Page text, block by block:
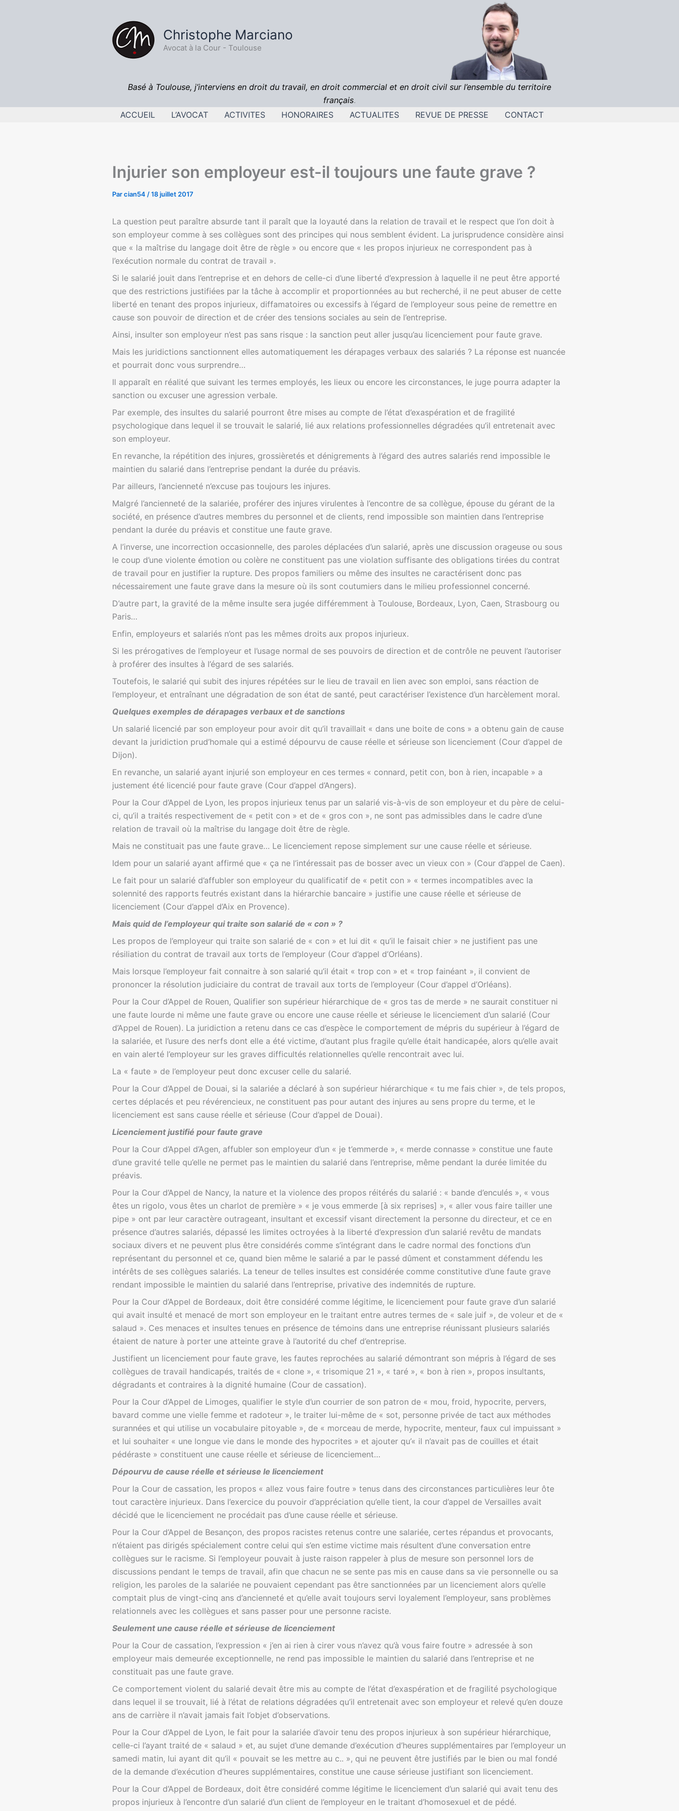
Christophe Marciano
Avocat à la Cour - Toulouse
Basé à Toulouse, j’interviens en droit du travail, en droit commercial et en droit civil sur l’ensemble du territoire
français.
ACCUEIL
L’AVOCAT ACTIVITES HONORAIRES ACTUALITES REVUE DE PRESSE CONTACT
Injurier son employeur est-il toujours une faute grave ?
Parcian54 /18 juillet 2017
La question peut paraître absurde tant il paraît que la loyauté dans la relation de travail et le respect que l’on doit à
son employeur comme à ses collègues sont des principes qui nous semblent évident. La jurisprudence considère ainsi
que « la maîtrise du langage doit être de règle » ou encore que « les propos injurieux ne correspondent pas à
l’exécution normale du contrat de travail ».
Si le salarié jouit dans l’entreprise et en dehors de celle-ci d’une liberté d’expression à laquelle il ne peut être apporté
que des restrictions justifiées par la tâche à accomplir et proportionnées au but recherché, il ne peut abuser de cette
liberté en tenant des propos injurieux, diffamatoires ou excessifs à l’égard de l’employeur sous peine de remettre en
cause son pouvoir de direction et de créer des tensions sociales au sein de l’entreprise.
Ainsi, insulter son employeur n’est pas sans risque : la sanction peut aller jusqu’au licenciement pour faute grave.
Mais les juridictions sanctionnent elles automatiquement les dérapages verbaux des salariés ? La réponse est nuancée
et pourrait donc vous surprendre…
Il apparaît en réalité que suivant les termes employés, les lieux ou encore les circonstances, le juge pourra adapter la
sanction ou excuser une agression verbale.
Par exemple, des insultes du salarié pourront être mises au compte de l’état d’exaspération et de fragilité
psychologique dans lequel il se trouvait le salarié, lié aux relations professionnelles dégradées qu’il entretenait avec
son employeur.
En revanche, la répétition des injures, grossièretés et dénigrements à l’égard des autres salariés rend impossible le
maintien du salarié dans l’entreprise pendant la durée du préavis.
Par ailleurs, l’ancienneté n’excuse pas toujours les injures.
Malgré l’ancienneté de la salariée, proférer des injures virulentes à l’encontre de sa collègue, épouse du gérant de la
société, en présence d’autres membres du personnel et de clients, rend impossible son maintien dans l’entreprise
pendant la durée du préavis et constitue une faute grave.
A l’inverse, une incorrection occasionnelle, des paroles déplacées d’un salarié, après une discussion orageuse ou sous
le coup d’une violente émotion ou colère ne constituent pas une violation suffisante des obligations tirées du contrat
de travail pour en justifier la rupture. Des propos familiers ou même des insultes ne caractérisent donc pas
nécessairement une faute grave dans la mesure où ils sont coutumiers dans le milieu professionnel concerné.
D’autre part, la gravité de la même insulte sera jugée différemment à Toulouse, Bordeaux, Lyon, Caen, Strasbourg ou
Paris…
Enfin, employeurs et salariés n’ont pas les mêmes droits aux propos injurieux.
Si les prérogatives de l’employeur et l’usage normal de ses pouvoirs de direction et de contrôle ne peuvent l’autoriser
à proférer des insultes à l’égard de ses salariés.
Toutefois, le salarié qui subit des injures répétées sur le lieu de travail en lien avec son emploi, sans réaction de
l’employeur, et entraînant une dégradation de son état de santé, peut caractériser l’existence d’un harcèlement moral.
Quelques exemples de dérapages verbaux et de sanctions
Un salarié licencié par son employeur pour avoir dit qu’il travaillait « dans une boite de cons » a obtenu gain de cause
devant la juridiction prud’homale qui a estimé dépourvu de cause réelle et sérieuse son licenciement (Cour d’appel de
Dijon).
En revanche, un salarié ayant injurié son employeur en ces termes « connard, petit con, bon à rien, incapable » a
justement été licencié pour faute grave (Cour d’appel d’Angers).
Pour la Cour d’Appel de Lyon, les propos injurieux tenus par un salarié vis-à-vis de son employeur et du père de celui-
ci, qu’il a traités respectivement de « petit con » et de « gros con », ne sont pas admissibles dans le cadre d’une
relation de travail où la maîtrise du langage doit être de règle.
Mais ne constituait pas une faute grave… Le licenciement repose simplement sur une cause réelle et sérieuse.
Idem pour un salarié ayant affirmé que « ça ne l’intéressait pas de bosser avec un vieux con » (Cour d’appel de Caen).
Le fait pour un salarié d’affubler son employeur du qualificatif de « petit con » « termes incompatibles avec la
solennité des rapports feutrés existant dans la hiérarchie bancaire » justifie une cause réelle et sérieuse de
licenciement (Cour d’appel d’Aix en Provence).
Mais quid de l’employeur qui traite son salarié de « con » ?
Les propos de l’employeur qui traite son salarié de « con » et lui dit « qu’il le faisait chier » ne justifient pas une
résiliation du contrat de travail aux torts de l’employeur (Cour d’appel d’Orléans).
Mais lorsque l’employeur fait connaitre à son salarié qu’il était « trop con » et « trop fainéant », il convient de
prononcer la résolution judiciaire du contrat de travail aux torts de l’employeur (Cour d’appel d’Orléans).
Pour la Cour d’Appel de Rouen, Qualifier son supérieur hiérarchique de « gros tas de merde » ne saurait constituer ni
une faute lourde ni même une faute grave ou encore une cause réelle et sérieuse le licenciement d’un salarié (Cour
d’Appel de Rouen). La juridiction a retenu dans ce cas d’espèce le comportement de mépris du supérieur à l’égard de
la salariée, et l’usure des nerfs dont elle a été victime, d’autant plus fragile qu’elle était handicapée, alors qu’elle avait
en vain alerté l’employeur sur les graves difficultés relationnelles qu’elle rencontrait avec lui.
La « faute » de l’employeur peut donc excuser celle du salarié.
Pour la Cour d’Appel de Douai, si la salariée a déclaré à son supérieur hiérarchique « tu me fais chier », de tels propos,
certes déplacés et peu révérencieux, ne constituent pas pour autant des injures au sens propre du terme, et le
licenciement est sans cause réelle et sérieuse (Cour d’appel de Douai).
Licenciement justifié pour faute grave
Pour la Cour d’Appel d’Agen, affubler son employeur d’un « je t’emmerde », « merde connasse » constitue une faute
d’une gravité telle qu’elle ne permet pas le maintien du salarié dans l’entreprise, même pendant la durée limitée du
préavis.
Pour la Cour d’Appel de Nancy, la nature et la violence des propos réitérés du salarié : « bande d’enculés », « vous
êtes un rigolo, vous êtes un charlot de première » « je vous emmerde [à six reprises] », « aller vous faire tailler une
pipe » ont par leur caractère outrageant, insultant et excessif visant directement la personne du directeur, et ce en
présence d’autres salariés, dépassé les limites octroyées à la liberté d’expression d’un salarié revêtu de mandats
sociaux divers et ne peuvent plus être considérés comme s’intégrant dans le cadre normal des fonctions d’un
représentant du personnel et ce, quand bien même le salarié a par le passé dûment et constamment défendu les
intérêts de ses collègues salariés. La teneur de telles insultes est considérée comme constitutive d’une faute grave
rendant impossible le maintien du salarié dans l’entreprise, privative des indemnités de rupture.
Pour la Cour d’Appel de Bordeaux, doit être considéré comme légitime, le licenciement pour faute grave d’un salarié
qui avait insulté et menacé de mort son employeur en le traitant entre autres termes de « sale juif », de voleur et de «
salaud ». Ces menaces et insultes tenues en présence de témoins dans une entreprise réunissant plusieurs salariés
étaient de nature à porter une atteinte grave à l’autorité du chef d’entreprise.
Justifient un licenciement pour faute grave, les fautes reprochées au salarié démontrant son mépris à l’égard de ses
collègues de travail handicapés, traités de « clone », « trisomique 21 », « taré », « bon à rien », propos insultants,
dégradants et contraires à la dignité humaine (Cour de cassation).
Pour la Cour d’Appel de Limoges, qualifier le style d’un courrier de son patron de « mou, froid, hypocrite, pervers,
bavard comme une vielle femme et radoteur », le traiter lui-même de « sot, personne privée de tact aux méthodes
surannées et qui utilise un vocabulaire pitoyable », de « morceau de merde, hypocrite, menteur, faux cul impuissant »
et lui souhaiter « une longue vie dans le monde des hypocrites » et ajouter qu’« il n’avait pas de couilles et était
pédéraste » constituent une cause réelle et sérieuse de licenciement…
Dépourvu de cause réelle et sérieuse le licenciement
Pour la Cour de cassation, les propos « allez vous faire foutre » tenus dans des circonstances particulières leur ôte
tout caractère injurieux. Dans l’exercice du pouvoir d’appréciation qu’elle tient, la cour d’appel de Versailles avait
décidé que le licenciement ne procédait pas d’une cause réelle et sérieuse.
Pour la Cour d’Appel de Besançon, des propos racistes retenus contre une salariée, certes répandus et provocants,
n’étaient pas dirigés spécialement contre celui qui s’en estime victime mais résultent d’une conversation entre
collègues sur le racisme. Si l’employeur pouvait à juste raison rappeler à plus de mesure son personnel lors de
discussions pendant le temps de travail, afin que chacun ne se sente pas mis en cause dans sa vie personnelle ou sa
religion, les paroles de la salariée ne pouvaient cependant pas être sanctionnées par un licenciement alors qu’elle
comptait plus de vingt-cinq ans d’ancienneté et qu’elle avait toujours servi loyalement l’employeur, sans problèmes
relationnels avec les collègues et sans passer pour une personne raciste.
Seulement une cause réelle et sérieuse de licenciement
Pour la Cour de cassation, l’expression « j’en ai rien à cirer vous n’avez qu’à vous faire foutre » adressée à son
employeur mais demeurée exceptionnelle, ne rend pas impossible le maintien du salarié dans l’entreprise et ne
constituait pas une faute grave.
Ce comportement violent du salarié devait être mis au compte de l’état d’exaspération et de fragilité psychologique
dans lequel il se trouvait, lié à l’état de relations dégradées qu’il entretenait avec son employeur et relevé qu’en douze
ans de carrière il n’avait jamais fait l’objet d’observations.
Pour la Cour d’Appel de Lyon, le fait pour la salariée d’avoir tenu des propos injurieux à son supérieur hiérarchique,
celle-ci l’ayant traité de « salaud » et, au sujet d’une demande d’exécution d’heures supplémentaires par l’employeur un
samedi matin, lui ayant dit qu’il « pouvait se les mettre au c.. », qui ne peuvent être justifiés par le bien ou mal fondé
de la demande d’exécution d’heures supplémentaires, constitue une cause sérieuse justifiant son licenciement.
Pour la Cour d’Appel de Bordeaux, doit être considéré comme légitime le licenciement d’un salarié qui avait tenu des
propos injurieux à l’encontre d’un salarié d’un client de l’employeur en le traitant d’homosexuel et de pédé.